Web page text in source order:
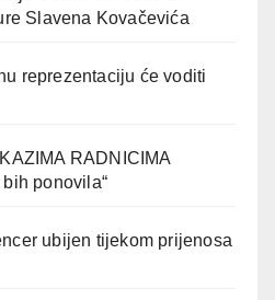
Slavena Kovačevića
reprezentaciju će voditi
RADNICIMA
ponovila“
ubijen tijekom prijenosa